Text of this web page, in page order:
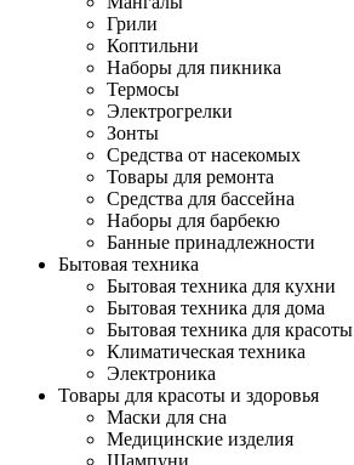
Грили
Коптильни
Наборы для пикника
Термосы
Электрогрелки
Зонты
Средства от насекомых
Товары для ремонта
Средства для бассейна
Наборы для барбекю
Банные принадлежности
Бытовая техника
Бытовая техника для кухни
Бытовая техника для дома
Бытовая техника для красоты
Климатическая техника
Электроника
Товары для красоты и здоровья
Маски для сна
Медицинские изделия
Шампуни